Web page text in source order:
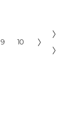
9 10 〉
〉
〉